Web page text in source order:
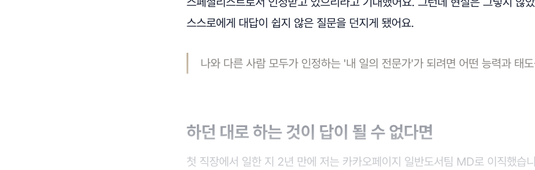
스스로에게 대답이 쉽지 않은 질문을 던지게 됐어요.
나와 다른 사람 모두가 인정하는 '내 일의 전문가'가 되려면 어떤 능력과 태
하던 대로 하는 것이 답이 될 수 없다면
첫 직장에서 일한 지 2년 만에 저는 카카오페이지 일반도서팀 MD로 이직했습